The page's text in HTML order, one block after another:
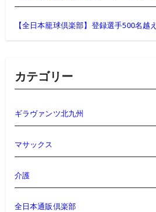
【全日本籠球倶楽部】登録選手500名越え
カテゴリー
ギラヴァンツ北九州
マサックス
介護
全日本通販倶楽部